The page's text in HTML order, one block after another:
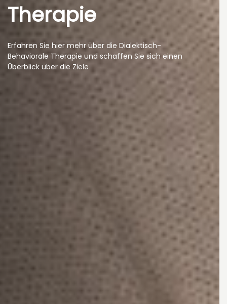
Therapie
Erfahren Sie hier mehr über die Dialektisch-
Behaviorale Therapie und schaffen Sie sich einen
Überblick über die Ziele